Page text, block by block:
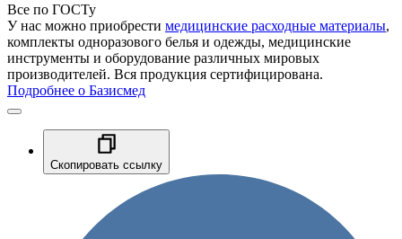
Все по ГОСТу
У нас можно приобрести медицинские расходные материалы,
комплекты одноразового белья и одежды, медицинские
инструменты и оборудование различных мировых
производителей. Вся продукция сертифицирована.
Подробнее о Базисмед
Скопировать ссылку